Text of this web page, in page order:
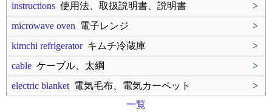
instructions 使用法、取扱説明書、説明書
>
microwave oven 電子レンジ
>
kimchi refrigeratorキムチ冷蔵庫
>
cable ケーブル、太綱
>
electric blanket 電気毛布、電気カーペット
>
一覧